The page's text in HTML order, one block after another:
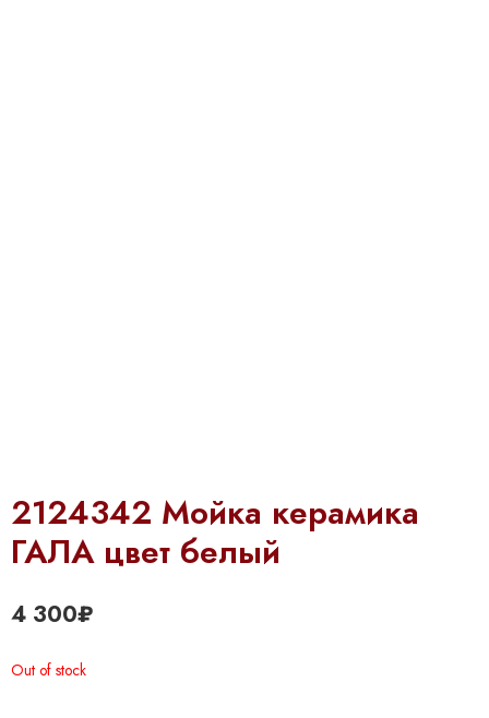
2124342 Мойка керамика
ГАЛА цвет белый
4 300₽
Out of stock